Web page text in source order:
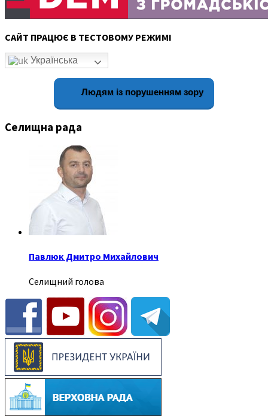
САЙТ ПРАЦЮЄ В ТЕСТОВОМУ РЕЖИМІ
Українська
Людям із порушенням зору
Селищна рада
Павлюк Дмитро Михайлович
Селищний голова